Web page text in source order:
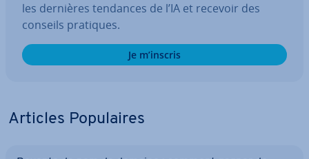
les dernières tendances de l’IA et recevoir des
conseils pratiques.
Je m’inscris
Articles Po­pu­laires